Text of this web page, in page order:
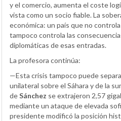
y el comercio, aumenta el coste
vista como un socio fiable. La
económica: un país que no
tampoco controla las
diplomáticas de esas entradas.
La profesora continúa:
—Esta crisis tampoco puede
unilateral sobre el Sáhara y de la
deSánchez se extrajeron 2,57
mediante un ataque de elevada
presidente modificó la posición